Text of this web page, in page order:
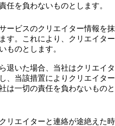
任を負わないものとします。
ービスのクリエイター情報を抹
す。これにより、クリエイター
ものとします。
退いた場合、当社はクリエイタ
、当該措置によりクリエイター
は一切の責任を負わないものと
リエイターと連絡が途絶えた時